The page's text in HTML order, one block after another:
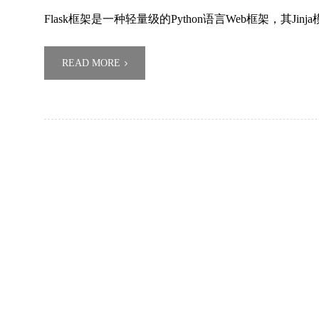
Flask框架是一种轻量级的Python语言Web框架，其Jinja
READ MORE